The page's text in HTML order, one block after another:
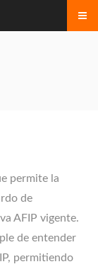
permite la
de
AFIP vigente.
de entender
permitiendo